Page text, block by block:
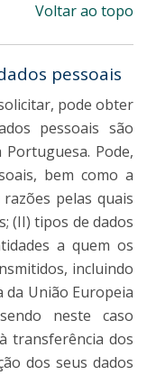
Voltar ao topo
pessoais
pode obter
pessoais são
Pode,
bem como a
pelas quais
(II) tipos de dados
a quem os
incluindo
da União Europeia
neste caso
transferência dos
dos seus dados